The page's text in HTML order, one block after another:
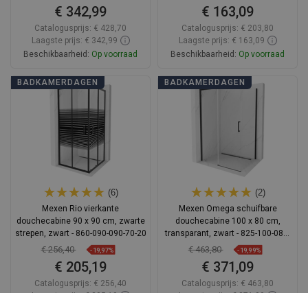
€ 342,99
Catalogusprijs: € 428,70
Laagste prijs: € 342,99
Beschikbaarheid: Op voorraad
In winkelwagen
€ 163,09
Catalogusprijs: € 203,80
Laagste prijs: € 163,09
Beschikbaarheid: Op voorraad
In winkelwagen
BADKAMERDAGEN
(6)
Mexen Rio vierkante
douchecabine 90 x 90 cm, zwarte
strepen, zwart - 860-090-090-70-20
€ 256,40 -19,97%
€ 205,19
Catalogusprijs: € 256,40
BADKAMERDAGEN
(2)
Mexen Omega schuifbare
douchecabine 100 x 80 cm,
transparant, zwart - 825-100-080-
70-00
€ 463,80 -19,99%
€ 371,09
Catalogusprijs: € 463,80